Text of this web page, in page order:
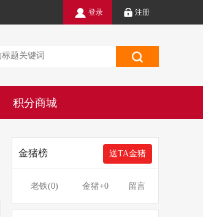
登录 注册
积分商城
金猪榜 送TA金猪
老铁(0) 金猪+0 留言